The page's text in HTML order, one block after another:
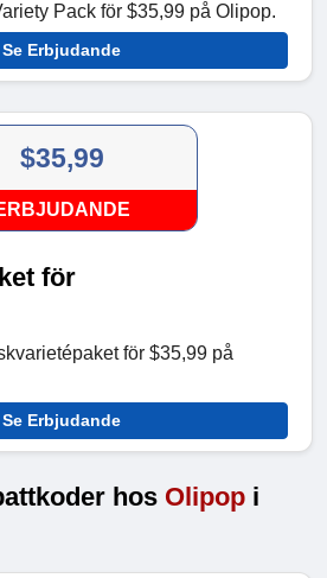
Pack för $35,99 på Olipop.
Se Erbjudande
$35,99
för
för $35,99 på
Se Erbjudande
hos Olipop i